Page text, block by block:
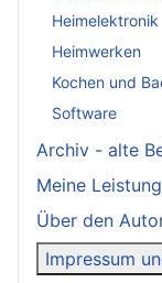
Heimelektronik
Heimwerken
Kochen und
Software
Archiv - alte
Meine
Über den
Impressum